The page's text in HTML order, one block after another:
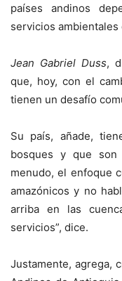
países andinos
servicios
Jean Gabriel Duss,
que, hoy, con el
tienen un desafío
Su país, añade,
bosques y que
menudo, el enfoque
amazónicos y no
arriba en las
servicios”, dice.
Justamente, agrega,